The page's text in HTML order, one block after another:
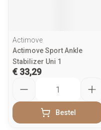
Actimove
Actimove Sport Ankle
Stabilizer Uni 1
€ 33,29
Bestel